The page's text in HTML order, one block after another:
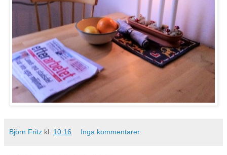
Björn Fritz kl. 10:16 Inga kommentarer: